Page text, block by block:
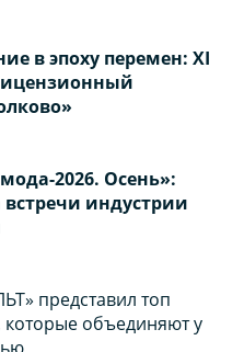
в эпоху перемен: XI
мода-2026. Осень»:
встречи индустрии
представил топ
которые объединяют у